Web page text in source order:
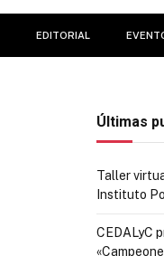
EDITORIAL
Últimas
Taller
Instituto
CEDALyC